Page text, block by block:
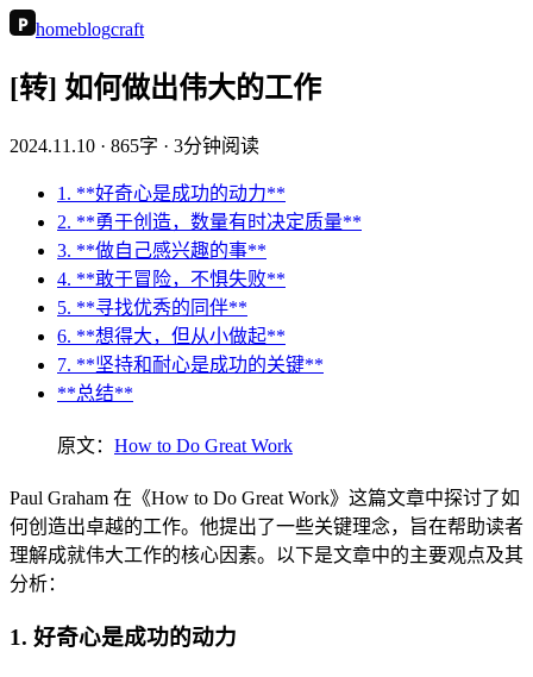
P homeblogcraft
[转] 如何做出伟大的工作
2024.11.10 · 865字 · 3分钟阅读
1. **好奇心是成功的动力**
2. **勇于创造，数量有时决定质量**
3. **做自己感兴趣的事**
4. **敢于冒险，不惧失败**
5. **寻找优秀的同伴**
6. **想得大，但从小做起**
7. **坚持和耐心是成功的关键**
**总结**
原文： How to Do Great Work
Paul Graham 在《How to Do Great Work》这篇文章中探讨了如
何创造出卓越的工作。他提出了一些关键理念，旨在帮助读者
理解成就伟大工作的核心因素。以下是文章中的主要观点及其
分析：
1. 好奇心是成功的动力